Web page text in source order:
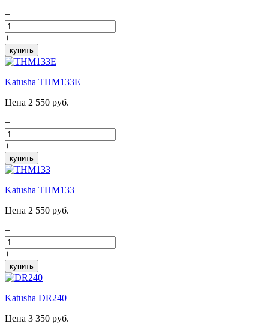
−
+
купить
Katusha THM133E
Цена 2 550 руб.
−
+
купить
Katusha THM133
Цена 2 550 руб.
−
+
купить
Katusha DR240
Цена 3 350 руб.